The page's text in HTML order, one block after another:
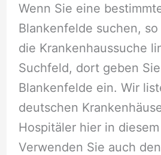
Wenn Sie eine
Blankenfelde suchen,
die Krankenhaussuche
Suchfeld, dort geben
Blankenfelde ein. Wir
deutschen
Hospitäler hier in
Verwenden Sie auch